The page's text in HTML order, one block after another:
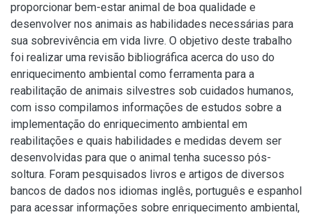
proporcionar bem-estar animal de boa qualidade e
desenvolver nos animais as habilidades necessárias para
sua sobrevivência em vida livre. O objetivo deste trabalho
foi realizar uma revisão bibliográfica acerca do uso do
enriquecimento ambiental como ferramenta para a
reabilitação de animais silvestres sob cuidados humanos,
com isso compilamos informações de estudos sobre a
implementação do enriquecimento ambiental em
reabilitações e quais habilidades e medidas devem ser
desenvolvidas para que o animal tenha sucesso pós-
soltura. Foram pesquisados livros e artigos de diversos
bancos de dados nos idiomas inglês, português e espanhol
para acessar informações sobre enriquecimento ambiental,